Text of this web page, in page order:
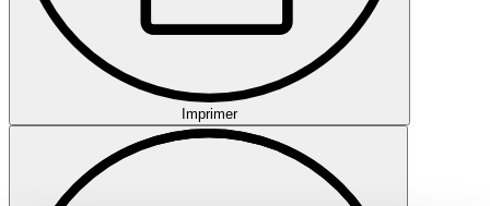
Imprimer